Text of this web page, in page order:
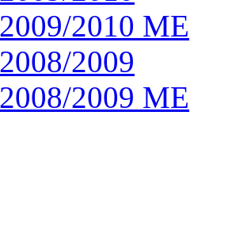
2010 ME
2009
2009 ME